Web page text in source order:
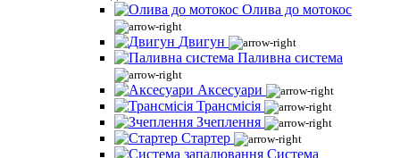
Олива до мотокос
Двигун
Паливна система
Аксесуари
Трансмісія
Зчеплення
Стартер
Система